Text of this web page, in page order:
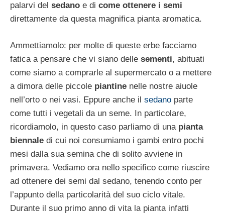
palarvi del sedano e di come ottenere i semi
direttamente da questa magnifica pianta aromatica.
Ammettiamolo: per molte di queste erbe facciamo
fatica a pensare che vi siano delle sementi, abituati
come siamo a comprarle al supermercato o a mettere
a dimora delle piccole piantine nelle nostre aiuole
nell’orto o nei vasi. Eppure anche il sedano parte
come tutti i vegetali da un seme. In particolare,
ricordiamolo, in questo caso parliamo di una pianta
biennale di cui noi consumiamo i gambi entro pochi
mesi dalla sua semina che di solito avviene in
primavera. Vediamo ora nello specifico come riuscire
ad ottenere dei semi dal sedano, tenendo conto per
l’appunto della particolarità del suo ciclo vitale.
Durante il suo primo anno di vita la pianta infatti